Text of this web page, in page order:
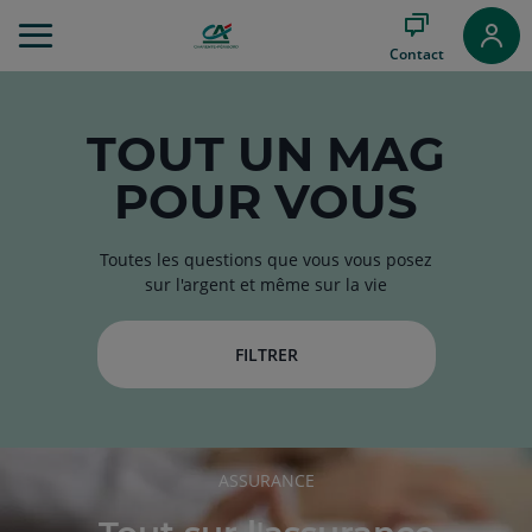
au
Contact
TOUT UN MAG
POUR VOUS
Toutes les questions que vous vous posez
sur l'argent et même sur la vie
FILTRER
RUBRIQUE
DE
L'ARTICLE
ASSURANCE